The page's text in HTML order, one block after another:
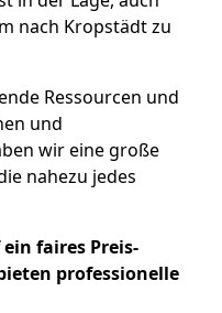
nach Kropstädt zu
Ressourcen und
und
wir eine große
nahezu jedes
faires Preis-
professionelle